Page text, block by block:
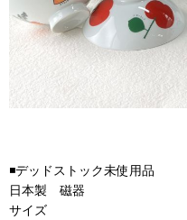
◾️デッドストック未使用品
日本製 磁器
サイズ